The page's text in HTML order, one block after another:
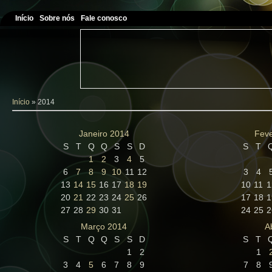
Início Sobre nós Fale conosco
Início »2014
Janeiro 2014
S
T Q Q S S
D
1
2 3 4
5
6
7 8 9 10 11 12
13 14 15 16 17 18 19
20 21 22 23 24 25 26
27 28 29 30 31
S
T
3 4
10 11
17 18
24 25
Março 2014
S
T Q Q S S
D
1
2
3
4 5 6 7 8
9
S
T
1
7
8